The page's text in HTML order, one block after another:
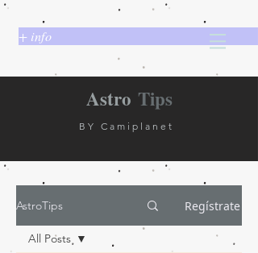
+ info
Astro Tips
BY Camiplanet
AstroTips Regístrate
All Posts